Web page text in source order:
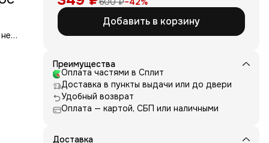
Добавить в корзину
Преимущества
Оплата частями в Сплит
Доставка в пункты выдачи или до двери
Удобный возврат
Оплата — картой, СБП или наличными
Доставка